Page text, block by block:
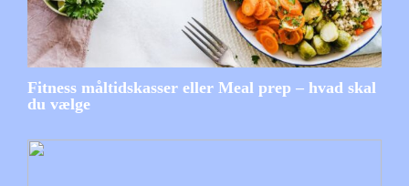
Fitness måltidskasser eller Meal prep – hvad skal
du vælge